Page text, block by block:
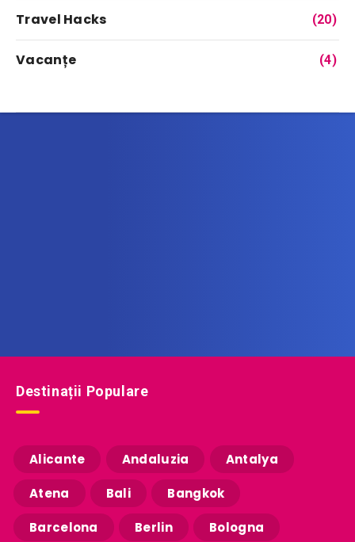
Travel Hacks (20)
Vacanțe (4)
Destinații Populare
Alicante Andaluzia Antalya
Atena Bali Bangkok
Barcelona Berlin Bologna